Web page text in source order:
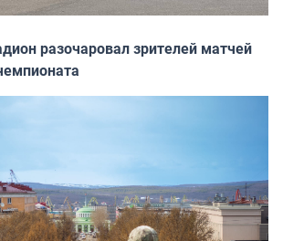
разочаровал зрителей матчей